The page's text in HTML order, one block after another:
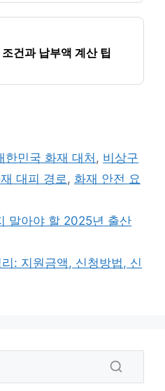
건과 납부액 계산 팁
한민국 화재 대처 , 비상구
대피 경로 , 화재 안전 요
말아야 할 2025년 출산
: 지원금액, 신청방법, 신